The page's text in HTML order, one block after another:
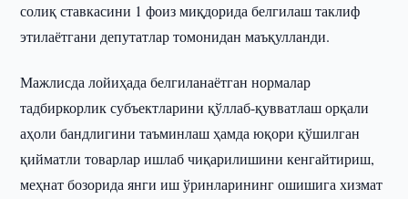
солиқ ставкасини 1 фоиз миқдорида белгилаш таклиф
этилаётгани депутатлар томонидан маъқулланди.
Мажлисда лойиҳада белгиланаётган нормалар
тадбиркорлик субъектларини қўллаб-қувватлаш орқали
аҳоли бандлигини таъминлаш ҳамда юқори қўшилган
қийматли товарлар ишлаб чиқарилишини кенгайтириш,
меҳнат бозорида янги иш ўринларининг ошишига хизмат